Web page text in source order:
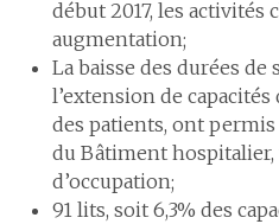
Les délais de prise en charge en cas
Les délais de prise en charge en cas
La filière des fractures
Le programme ERAS pour une
chirurgie
Certifications et
début 2017, les
augmentation;
La baisse des durées de
l’extension de capacités
des patients, ont
du Bâtiment
d’occupation;
91 lits, soit 6,3% des